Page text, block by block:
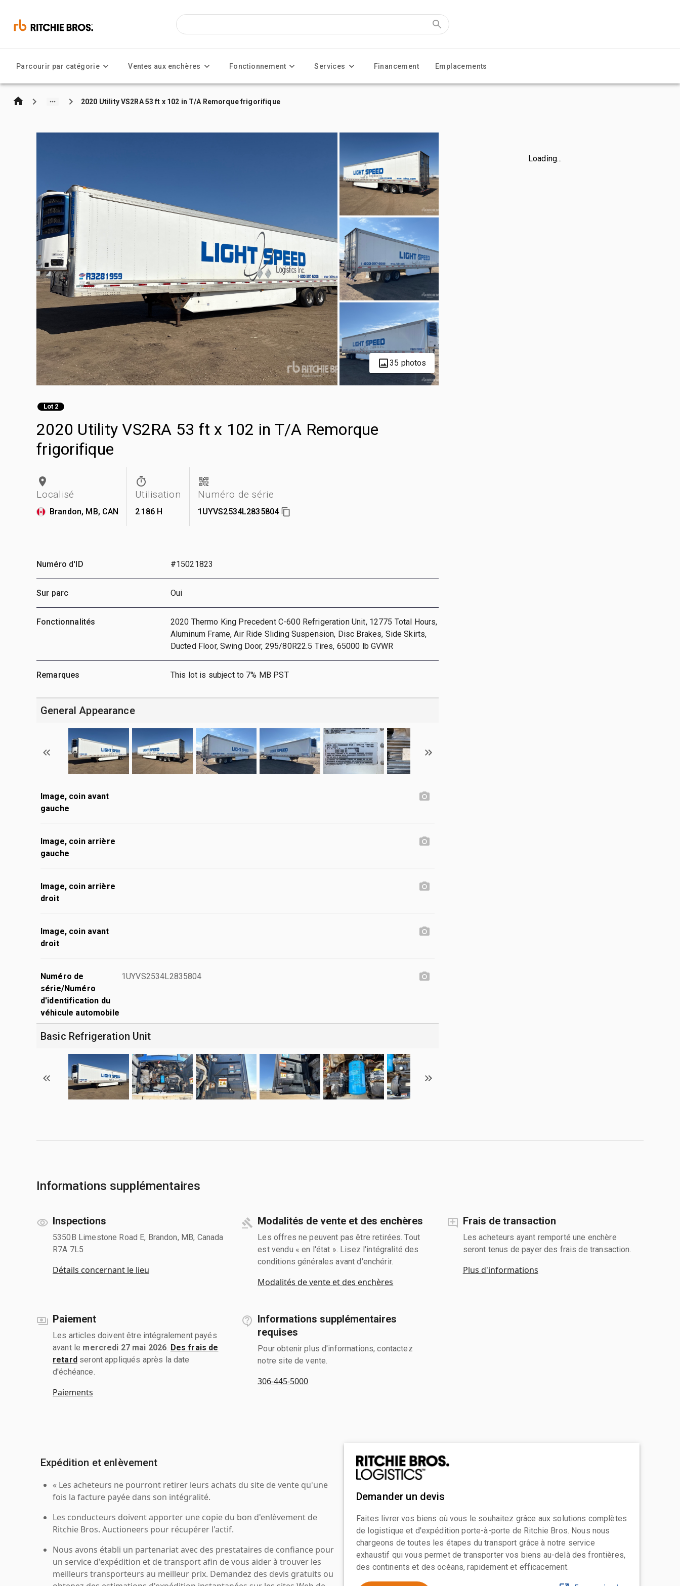
Parcourir par catégorie Ventes aux enchères Fonctionnement Services Financement Emplacements
2020 Utility VS2RA 53 ft x 102 in T/A Remorque frigorifique
35 photos
Lot 2
2020 Utility VS2RA 53 ft x 102 in T/A Remorque
frigorifique
Localisé
Brandon, MB, CAN
Utilisation
2 186 H
Numéro de série
1UYVS2534L2835804
Loading...
Numéro d'ID #15021823
Sur parc Oui
Fonctionnalités
2020 Thermo King Precedent C-600 Refrigeration Unit, 12775 Total Hours,
Aluminum Frame, Air Ride Sliding Suspension, Disc Brakes, Side Skirts,
Ducted Floor, Swing Door, 295/80R22.5 Tires, 65000 lb GVWR
Remarques This lot is subject to 7% MB PST
General Appearance
Image, coin avant
gauche
Image, coin arrière
gauche
Image, coin arrière
droit
Image, coin avant
droit
Numéro de
série/Numéro
d'identification du
véhicule automobile
1UYVS2534L2835804
Basic Refrigeration Unit
Informations supplémentaires
Inspections
5350B Limestone Road E, Brandon, MB, Canada
R7A 7L5
Détails concernant le lieu
Modalités de vente et des enchères
Les offres ne peuvent pas être retirées. Tout
est vendu « en l'état ». Lisez l'intégralité des
conditions générales avant d'enchérir.
Modalités de vente et des enchères
Frais de transaction
Les acheteurs ayant remporté une enchère
seront tenus de payer des frais de transaction.
Plus d'informations
Paiement
Les articles doivent être intégralement payés
avant le mercredi 27 mai 2026 Des frais de
retardseront appliqués après la date
d'échéance.
Paiements
Informations supplémentaires
requises
Pour obtenir plus d'informations, contactez
notre site de vente.
306-445-5000
Expédition et enlèvement
« Les acheteurs ne pourront retirer leurs achats du site de vente qu'une
fois la facture payée dans son intégralité.
Les conducteurs doivent apporter une copie du bon d'enlèvement de
Ritchie Bros. Auctioneers pour récupérer l'actif.
Nous avons établi un partenariat avec des prestataires de confiance pour
un service d'expédition et de transport afin de vous aider à trouver les
meilleurs transporteurs au meilleur prix. Demandez des devis gratuits ou
Demander un devis
Faites livrer vos biens où vous le souhaitez grâce aux solutions complètes
de logistique et d'expédition porte-à-porte de Ritchie Bros. Nous nous
chargeons de toutes les étapes du transport grâce à notre service
exhaustif qui vous permet de transporter vos biens au-delà des frontières,
des continents et des océans, rapidement et efficacement.